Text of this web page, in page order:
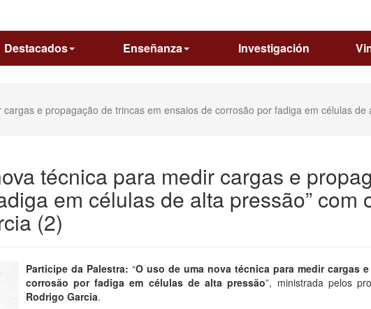
Destacados Enseñanza Investigación
e propagação de trincas em ensaios de corrosão por fadiga em células de
técnica para medir cargas e
em células de alta pressão” com
(2)
Participe da Palestra: “O uso de uma nova técnica para medir cargas
corrosão por fadiga em células de alta pressão”, ministrada pelos
Rodrigo Garcia.